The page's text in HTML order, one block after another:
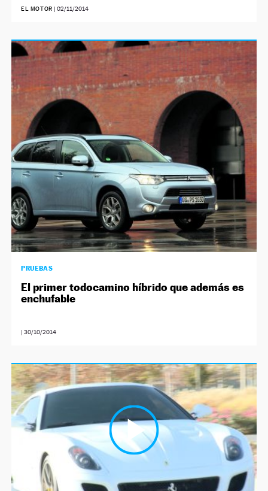
EL MOTOR | 02/11/2014
PRUEBAS
El primer todocamino híbrido que además es
enchufable
|30/10/2014